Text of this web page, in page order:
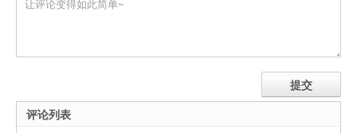
评论列表